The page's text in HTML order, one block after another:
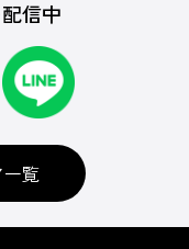
信中
覧